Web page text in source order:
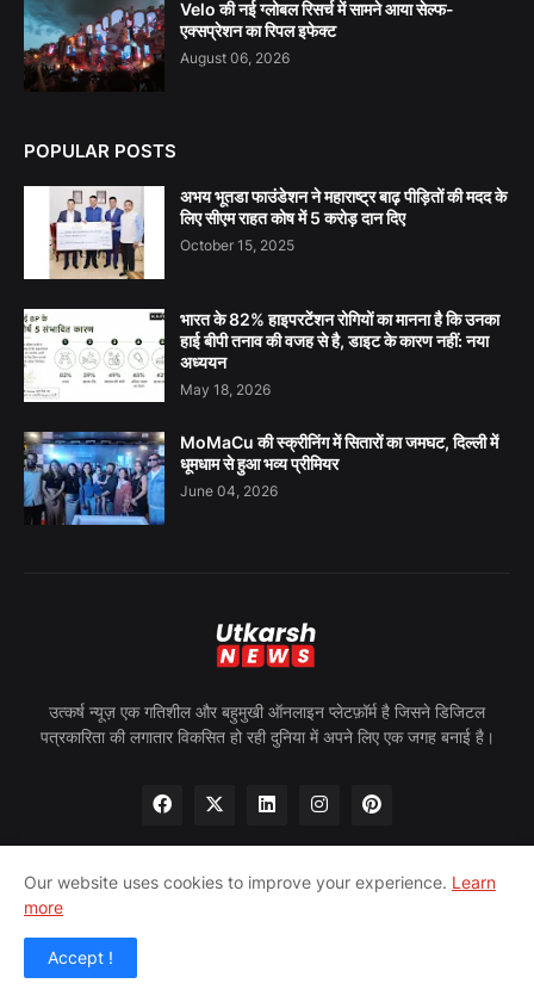
Velo की नई ग्लोबल रिसर्च में सामने आया सेल्फ-
एक्सप्रेशन का रिपल इफेक्ट
August 06, 2026
POPULAR POSTS
अभय भूतडा फाउंडेशन ने महाराष्ट्र बाढ़ पीड़ितों की मदद के
लिए सीएम राहत कोष में 5 करोड़ दान दिए
October 15, 2025
भारत के 82% हाइपरटेंशन रोगियों का मानना है कि उनका
हाई बीपी तनाव की वजह से है, डाइट के कारण नहीं: नया
अध्ययन
May 18, 2026
MoMaCu की स्क्रीनिंग में सितारों का जमघट, दिल्ली में
धूमधाम से हुआ भव्य प्रीमियर
June 04, 2026
उत्कर्ष न्यूज़ एक गतिशील और बहुमुखी ऑनलाइन प्लेटफ़ॉर्म है जिसने डिजिटल
पत्रकारिता की लगातार विकसित हो रही दुनिया में अपने लिए एक जगह बनाई है।
होम
Our website uses cookies to improve your experience. Learn
more
Accept !